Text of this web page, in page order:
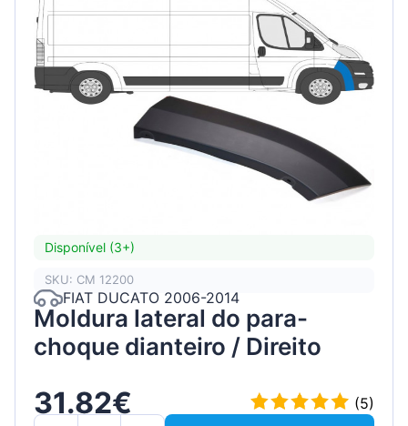
Disponível (3+)
SKU: CM 12200
FIAT DUCATO 2006-2014
Moldura lateral do para-
choque dianteiro / Direito
31.82€
(5)